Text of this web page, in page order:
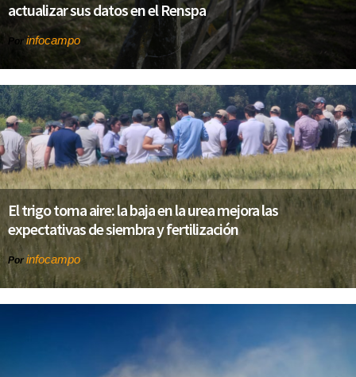
actualizar sus datos en el Renspa
Por infocampo
El trigo toma aire: la baja en la urea mejora las
expectativas de siembra y fertilización
Por infocampo